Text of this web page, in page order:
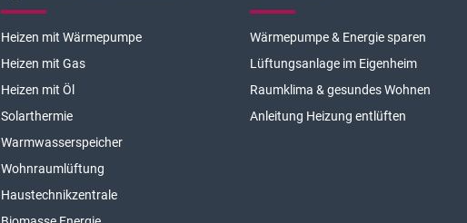
Heizen mit Wärmepumpe
Heizen mit Gas
Heizen mit Öl
Solarthermie
Warmwasserspeicher
Wohnraumlüftung
Haustechnikzentrale
Wärmepumpe & Energie sparen
Lüftungsanlage im Eigenheim
Raumklima & gesundes Wohnen
Anleitung Heizung entlüften